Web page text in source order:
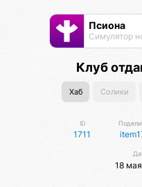
Псиона
Клуб
Хаб Солики
ID
1711
18